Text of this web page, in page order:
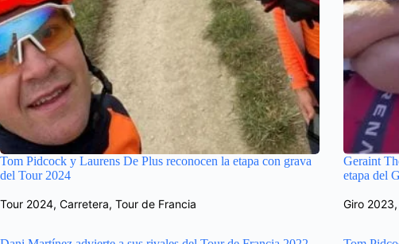
Tom Pidcock y Laurens De Plus reconocen la etapa con grava
del Tour 2024
Tour 2024, Carretera, Tour de Francia
Geraint
etapa del
Giro 2023